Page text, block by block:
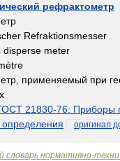
рефрактометр
Refraktionsmesser
disperse meter
применяемый при
21830-76: Приборы
оригинал
словарь нормативно-